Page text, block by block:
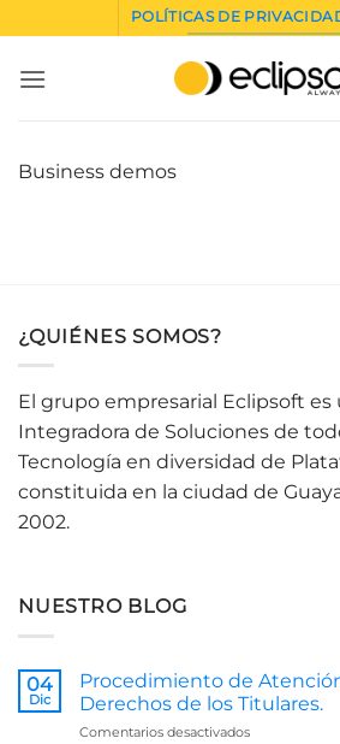
al
contenido
POLÍTICAS DE
Business demos
¿QUIÉNES SOMOS?
El grupo empresarial Eclipsoft es
Integradora de Soluciones de
Tecnología en diversidad de
constituida en la ciudad de
2002.
NUESTRO BLOG
04
Dic
Procedimiento de
Derechos de los Titulares.
Comentarios desactivadosen